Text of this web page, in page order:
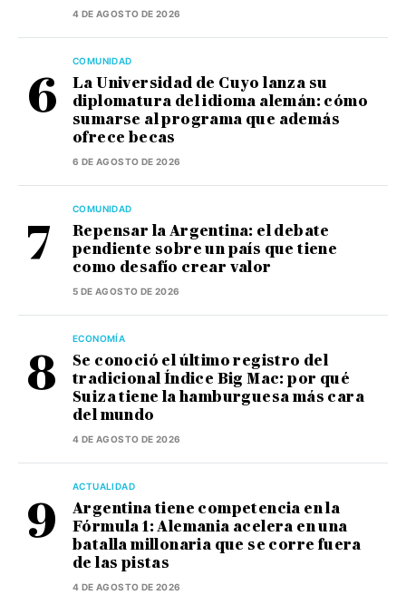
4 DE AGOSTO DE 2026
COMUNIDAD
La Universidad de Cuyo lanza su
diplomatura del idioma alemán: cómo
sumarse al programa que además
ofrece becas
6 DE AGOSTO DE 2026
COMUNIDAD
Repensar la Argentina: el debate
pendiente sobre un país que tiene
como desafío crear valor
5 DE AGOSTO DE 2026
ECONOMÍA
Se conoció el último registro del
tradicional Índice Big Mac: por qué
Suiza tiene la hamburguesa más cara
del mundo
4 DE AGOSTO DE 2026
ACTUALIDAD
Argentina tiene competencia en la
Fórmula 1: Alemania acelera en una
batalla millonaria que se corre fuera
de las pistas
4 DE AGOSTO DE 2026